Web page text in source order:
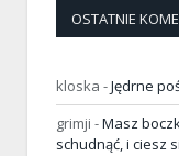
OSTATNIE
kloska -Jędrne
grimji -Masz
schudnąć, i ciesz